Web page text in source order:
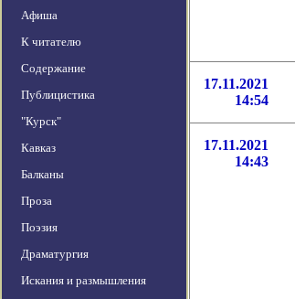
Афиша
К читателю
Содержание
Публицистика
"Курск"
Кавказ
Балканы
Проза
Поэзия
Драматургия
Искания и размышления
17.11.2021
14:54
17.11.2021
14:43